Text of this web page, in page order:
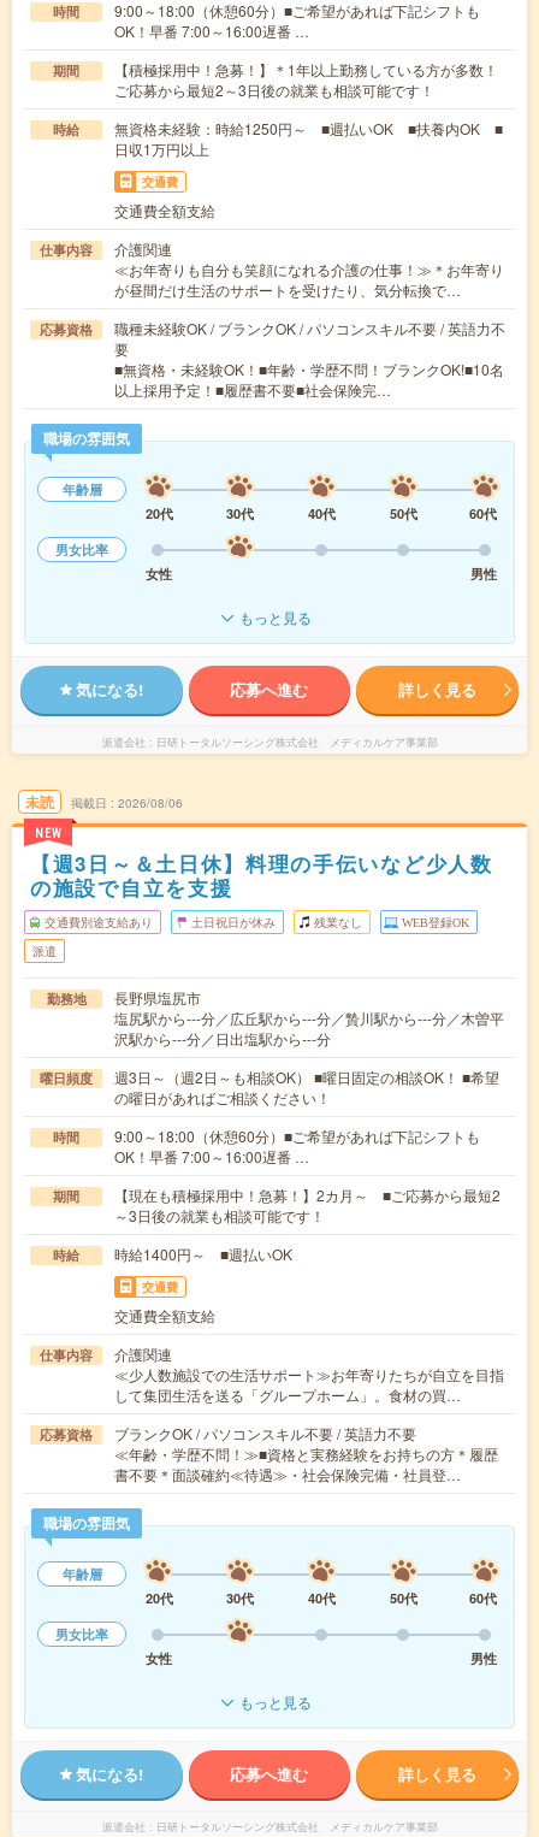
時間
9:00～18:00（休憩60分）■ご希望があれば下記シフトも
OK！早番 7:00～16:00遅番 …
期間
【積極採用中！急募！】＊1年以上勤務している方が多数！
ご応募から最短2～3日後の就業も相談可能です！
時給
無資格未経験：時給1250円～ ■週払いOK ■扶養内OK ■
日収1万円以上
交通費
交通費全額支給
仕事内容
介護関連
≪お年寄りも自分も笑顔になれる介護の仕事！≫＊お年寄り
が昼間だけ生活のサポートを受けたり、気分転換で…
応募資格
職種未経験OK / ブランクOK / パソコンスキル不要 / 英語力不
要
■無資格・未経験OK！■年齢・学歴不問！ブランクOK!■10名
以上採用予定！■履歴書不要■社会保険完…
職場の雰囲気
年齢層
20代
30代 40代 50代
60代
男女比率
女性
男性
もっと見る
気になる! 応募へ進む 詳しく見る
派遣会社 日研トータルソーシング株式会社 メディカルケア事業部
未読
NEW
掲載日 2026/08/06
【週3日～＆土日休】料理の手伝いなど少人数
の施設で自立を支援
交通費別途支給あり 土日祝日が休み 残業なし WEB登録OK
派遣
勤務地
長野県塩尻市
塩尻駅から---分／広丘駅から---分／贄川駅から---分／木曽平
沢駅から---分／日出塩駅から---分
曜日頻度
週3日～（週2日～も相談OK） ■曜日固定の相談OK！ ■希望
の曜日があればご相談ください！
時間
9:00～18:00（休憩60分）■ご希望があれば下記シフトも
OK！早番 7:00～16:00遅番 …
期間
【現在も積極採用中！急募！】2カ月～ ■ご応募から最短2
～3日後の就業も相談可能です！
時給 時給1400円～ ■週払いOK
交通費
交通費全額支給
仕事内容
介護関連
≪少人数施設での生活サポート≫お年寄りたちが自立を目指
して集団生活を送る「グループホーム」。食材の買…
応募資格
ブランクOK / パソコンスキル不要 / 英語力不要
≪年齢・学歴不問！≫■資格と実務経験をお持ちの方＊履歴
書不要＊面談確約≪待遇≫・社会保険完備・社員登…
職場の雰囲気
年齢層
20代
30代 40代 50代
60代
男女比率
女性
男性
もっと見る
気になる! 応募へ進む 詳しく見る
派遣会社 日研トータルソーシング株式会社 メディカルケア事業部